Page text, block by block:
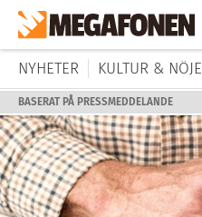
NYHETER KULTUR & NÖJE
BASERAT PÅ PRESSMEDDELANDE